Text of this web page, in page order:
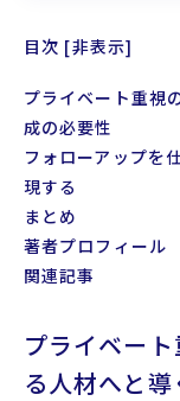
目次 [非表示]
プライベート重視
成の必要性
フォローアップを
現する
まとめ
著者プロフィール
関連記事
プライベー
る人材へと